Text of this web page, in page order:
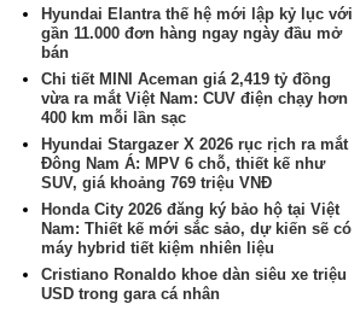
Hyundai Elantra thế hệ mới lập kỷ lục với
gần 11.000 đơn hàng ngay ngày đầu mở
bán
Chi tiết MINI Aceman giá 2,419 tỷ đồng
vừa ra mắt Việt Nam: CUV điện chạy hơn
400 km mỗi lần sạc
Hyundai Stargazer X 2026 rục rịch ra mắt
Đông Nam Á: MPV 6 chỗ, thiết kế như
SUV, giá khoảng 769 triệu VNĐ
Honda City 2026 đăng ký bảo hộ tại Việt
Nam: Thiết kế mới sắc sảo, dự kiến sẽ có
máy hybrid tiết kiệm nhiên liệu
Cristiano Ronaldo khoe dàn siêu xe triệu
USD trong gara cá nhân